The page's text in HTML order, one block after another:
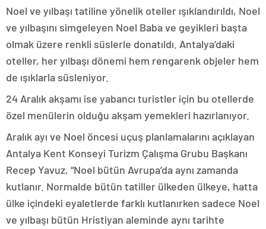
Noel ve yılbaşı tatiline yönelik oteller ışıklandırıldı, Noel
ve yılbaşını simgeleyen Noel Baba ve geyikleri başta
olmak üzere renkli süslerle donatıldı. Antalya’daki
oteller, her yılbaşı dönemi hem rengarenk objeler hem
de ışıklarla süsleniyor.
24 Aralık akşamı ise yabancı turistler için bu otellerde
özel menülerin olduğu akşam yemekleri hazırlanıyor.
Aralık ayı ve Noel öncesi uçuş planlamalarını açıklayan
Antalya Kent Konseyi Turizm Çalışma Grubu Başkanı
Recep Yavuz, “Noel bütün Avrupa’da aynı zamanda
kutlanır. Normalde bütün tatiller ülkeden ülkeye, hatta
ülke içindeki eyaletlerde farklı kutlanırken sadece Noel
ve yılbaşı bütün Hristiyan aleminde aynı tarihte